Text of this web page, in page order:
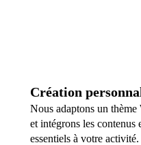
Création
Nous adaptons un thème
et intégrons les contenus
essentiels à votre activité.